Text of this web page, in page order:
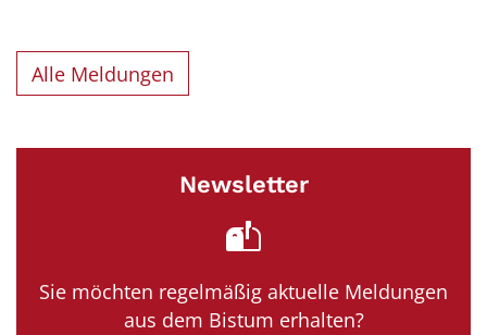
Alle Meldungen
Newsletter
Sie möchten regelmäßig aktuelle Meldungen
aus dem Bistum erhalten?